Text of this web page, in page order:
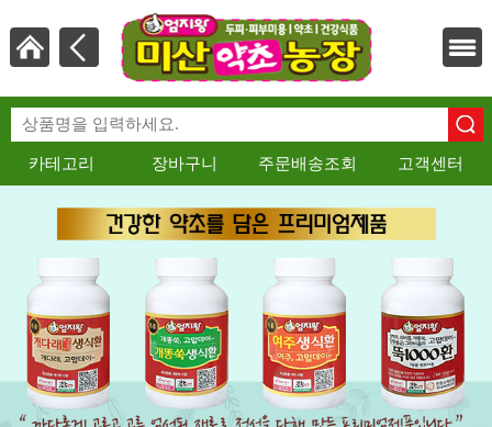
카테고리 장바구니 주문배송조회 고객센터